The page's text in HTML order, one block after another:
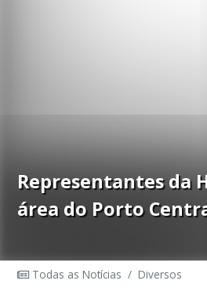
Representantes da
área do Porto
Todas as Notícias / Diversos